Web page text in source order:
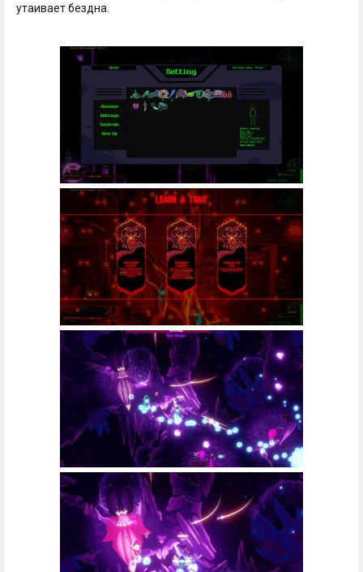
утаивает бездна.